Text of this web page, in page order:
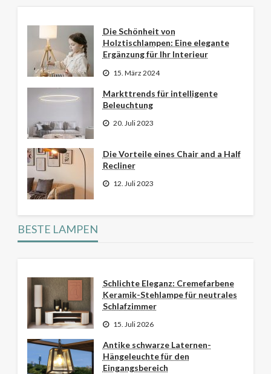
Die Schönheit von
Holztischlampen: Eine elegante
Ergänzung für Ihr Interieur
15. März 2024
Markttrends für intelligente
Beleuchtung
20. Juli 2023
Die Vorteile eines Chair and a Half
Recliner
12. Juli 2023
BESTE LAMPEN
Schlichte Eleganz: Cremefarbene
Keramik-Stehlampe für neutrales
Schlafzimmer
15. Juli 2026
Antike schwarze Laternen-
Hängeleuchte für den
Eingangsbereich